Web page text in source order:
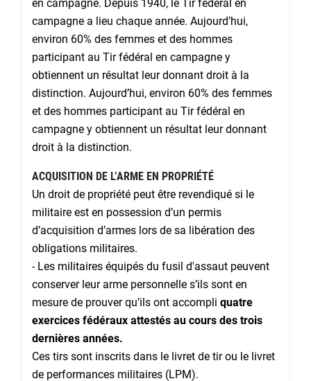
en campagne. Depuis 1940, le Tir fédéral en
campagne a lieu chaque année. Aujourd’hui,
environ 60% des femmes et des hommes
participant au Tir fédéral en campagne y
obtiennent un résultat leur donnant droit à la
distinction. Aujourd’hui, environ 60% des femmes
et des hommes participant au Tir fédéral en
campagne y obtiennent un résultat leur donnant
droit à la distinction.
ACQUISITION DE L’ARME EN PROPRIÉTÉ
Un droit de propriété peut être revendiqué si le
militaire est en possession d’un permis
d’acquisition d’armes lors de sa libération des
obligations militaires.
- Les militaires équipés du fusil d'assaut peuvent
conserver leur arme personnelle s’ils sont en
mesure de prouver qu’ils ont accompli quatre
exercices fédéraux attestés au cours des trois
dernières années.
Ces tirs sont inscrits dans le livret de tir ou le livret
de performances militaires (LPM).